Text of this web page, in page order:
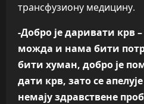
трансфузиону медицину.
-Добро је даривати крв
можда и нама бити
бити хуман, добро је
дати крв, зато се
немају здравствене